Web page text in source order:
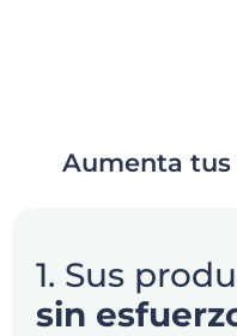
Aumenta tus
1. Sus
sin